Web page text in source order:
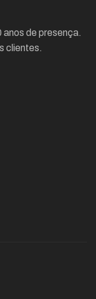
de presença.
clientes.